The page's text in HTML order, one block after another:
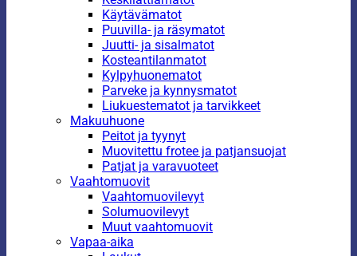
Käytävämatot
Puuvilla- ja räsymatot
Juutti- ja sisalmatot
Kosteantilanmatot
Kylpyhuonematot
Parveke ja kynnysmatot
Liukuestematot ja tarvikkeet
Makuuhuone
Peitot ja tyynyt
Muovitettu frotee ja patjansuojat
Patjat ja varavuoteet
Vaahtomuovit
Vaahtomuovilevyt
Solumuovilevyt
Muut vaahtomuovit
Vapaa-aika